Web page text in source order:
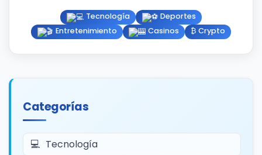
Tecnología
Deportes
Entretenimiento
Casinos ₿ Crypto
Categorías
Tecnología